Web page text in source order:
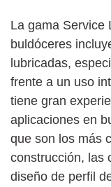
La gama Service
buldóceres
lubricadas,
frente a un uso
tiene gran
aplicaciones en
que son los más
construcción, las
diseño de perfil